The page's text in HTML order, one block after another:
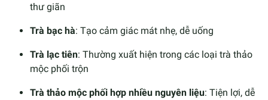
thư giãn
Trà bạc hà: Tạo cảm giác mát nhẹ, dễ uống
Trà lạc tiên: Thường xuất hiện trong các loại trà thảo
mộc phối trộn
Trà thảo mộc phối hợp nhiều nguyên liệu: Tiện lợi, dễ